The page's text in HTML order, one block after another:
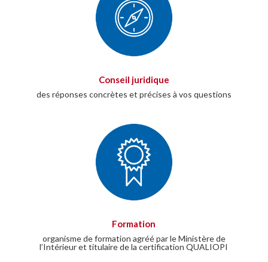
Conseil juridique
des réponses concrètes et précises à vos questions
Formation
organisme de formation agréé par le Ministère de
l’Intérieur et titulaire de la certification QUALIOPI